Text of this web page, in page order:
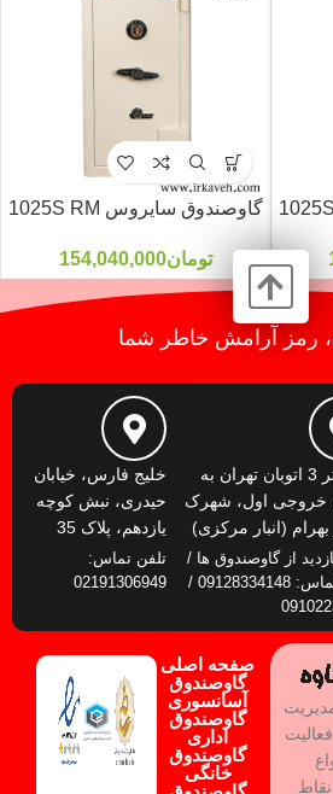
گاوصندوق سایروس 1025S RM
تومان154,040,000
رمز آرامش خاطر شما
کیلومتر 3 اتوبان تهران به
خروجی اول، شهرک
بهرام (انبار مرکزی)
از گاوصندوق ها /
تلفن تماس: 09128334148 /
خلیج فارس، خیابان
حیدری، نبش کوچه
یازدهم، پلاک 35
تلفن تماس:
02191306949
صفحه اصلی
گاوصندوق
آسانسوری
گاوصندوق
اداری
گاوصندوق
خانگی